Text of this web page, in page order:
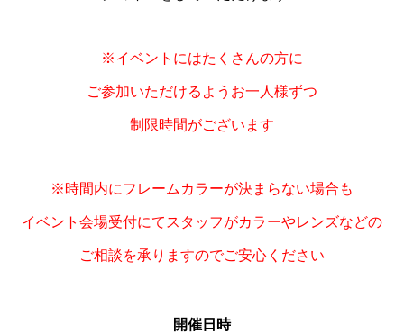
※イベントにはたくさんの方に
ご参加いただけるようお一人様ずつ
制限時間がございます
※時間内にフレームカラーが決まらない場合も
イベント会場受付にてスタッフがカラーやレンズなどの
ご相談を承りますのでご安心ください
開催日時